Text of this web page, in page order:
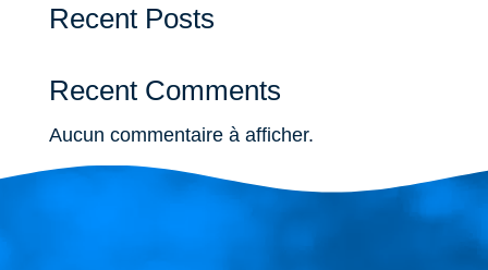
Recent Posts
Recent Comments
Aucun commentaire à afficher.